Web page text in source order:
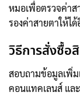
หมอเพื่อตรวจค่า
รองค่าสายตาให้ไ
วิธีการสั่งซื้อ
สอบถามข้อมูลเพิ่
คอนแทคเลนส์ แล